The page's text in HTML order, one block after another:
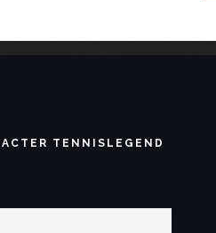
TENNISLEGEND